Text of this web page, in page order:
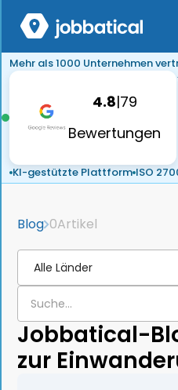
Mehr als 1000 Unternehmen
4.8|79
Bewertungen
KI-gestützte Plattform ISO
Blog 0Artikel
Alle Länder
Jobbatical-
zur